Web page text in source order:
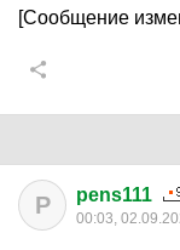
[Сообщение
P pens111
00:03,